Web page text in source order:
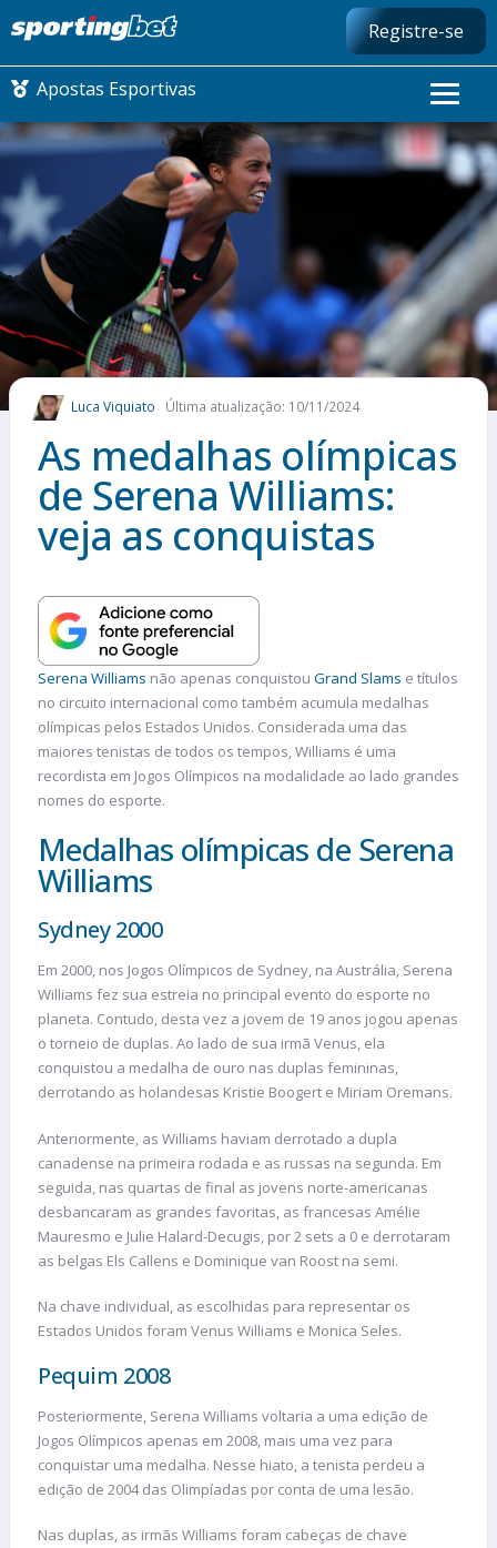
Registre-se
Apostas Esportivas
CONMEBOL LIBERTADORES
FUTEBOL NACIONAL
FUTEBOL INTERNACIONAL
COMO APOSTAR
MAIS ESPORTES
Luca Viquiato Última atualização: 10/11/2024
As medalhas olímpicas
de Serena Williams:
veja as conquistas
Serena Williams não apenas conquistou Grand Slams e títulos
no circuito internacional como também acumula medalhas
olímpicas pelos Estados Unidos. Considerada uma das
maiores tenistas de todos os tempos, Williams é uma
recordista em Jogos Olímpicos na modalidade ao lado grandes
nomes do esporte.
Medalhas olímpicas de Serena
Williams
Sydney 2000
Em 2000, nos Jogos Olímpicos de Sydney, na Austrália, Serena
Williams fez sua estreia no principal evento do esporte no
planeta. Contudo, desta vez a jovem de 19 anos jogou apenas
o torneio de duplas. Ao lado de sua irmã Venus, ela
conquistou a medalha de ouro nas duplas femininas,
derrotando as holandesas Kristie Boogert e Miriam Oremans.
Anteriormente, as Williams haviam derrotado a dupla
canadense na primeira rodada e as russas na segunda. Em
seguida, nas quartas de final as jovens norte-americanas
desbancaram as grandes favoritas, as francesas Amélie
Mauresmo e Julie Halard-Decugis, por 2 sets a 0 e derrotaram
as belgas Els Callens e Dominique van Roost na semi.
Na chave individual, as escolhidas para representar os
Estados Unidos foram Venus Williams e Monica Seles.
Pequim 2008
Posteriormente, Serena Williams voltaria a uma edição de
Jogos Olímpicos apenas em 2008, mais uma vez para
conquistar uma medalha. Nesse hiato, a tenista perdeu a
edição de 2004 das Olimpíadas por conta de uma lesão.
Nas duplas, as irmãs Williams foram cabeças de chave